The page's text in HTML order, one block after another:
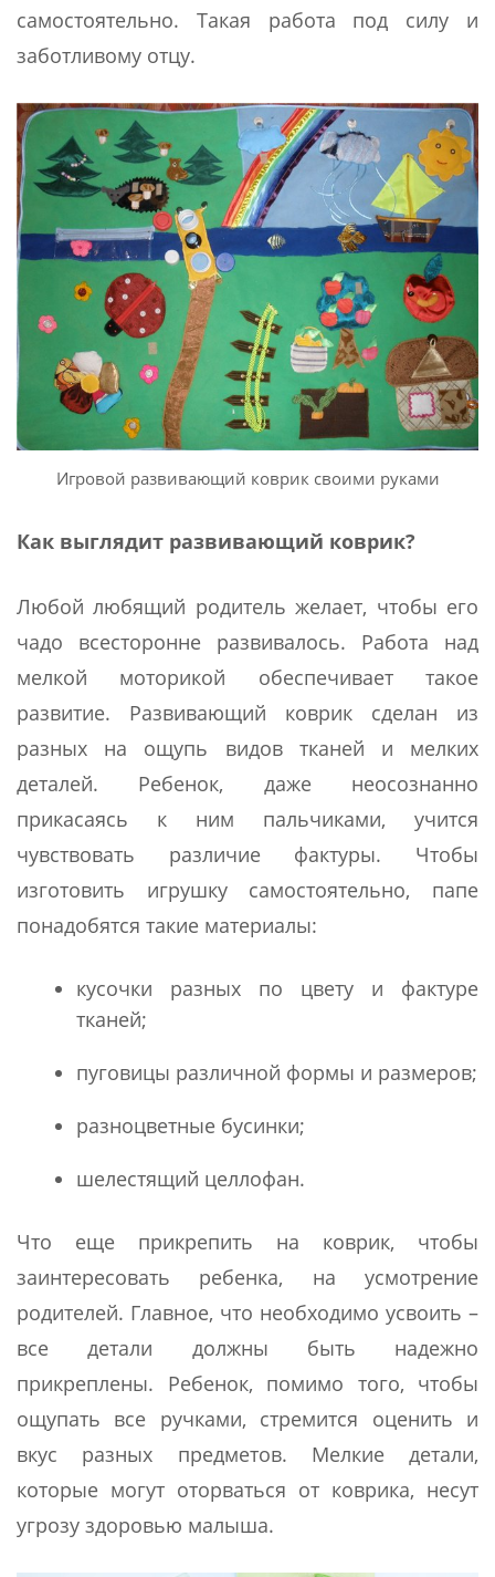
самостоятельно. Такая работа под силу и
заботливому отцу.
Игровой развивающий коврик своими руками
Как выглядит развивающий коврик?
Любой любящий родитель желает, чтобы его
чадо всесторонне развивалось. Работа над
мелкой моторикой обеспечивает такое
развитие. Развивающий коврик сделан из
разных на ощупь видов тканей и мелких
деталей. Ребенок, даже неосознанно
прикасаясь к ним пальчиками, учится
чувствовать различие фактуры. Чтобы
изготовить игрушку самостоятельно, папе
понадобятся такие материалы:
кусочки разных по цвету и фактуре
тканей;
пуговицы различной формы и размеров;
разноцветные бусинки;
шелестящий целлофан.
Что еще прикрепить на коврик, чтобы
заинтересовать ребенка, на усмотрение
родителей. Главное, что необходимо усвоить –
все детали должны быть надежно
прикреплены. Ребенок, помимо того, чтобы
ощупать все ручками, стремится оценить и
вкус разных предметов. Мелкие детали,
которые могут оторваться от коврика, несут
угрозу здоровью малыша.